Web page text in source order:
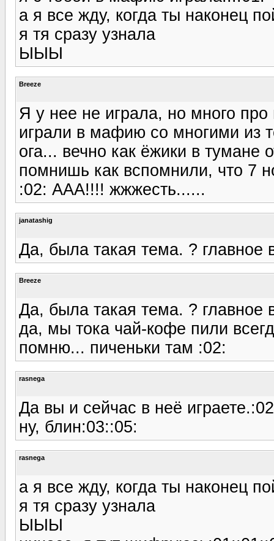
а я все жду, когда ты наконец
я тя сразу узнала
ЫЫЫ
Breeze
Я у нее не играла, но много
играли в мафию со многими из
ога... вечно как ёжики в тумане
помнишь как вспомнили, что 7
:02: ААА!!!! жжжесть......
janatashig
Да, была такая тема. ? главное
Breeze
Да, была такая тема. ? главное
да, мы тока чай-кофе пили
помню... пиченьки там :02:
rasnega
Да вы и сейчас в неё
ну, блин:03::05:
rasnega
а я все жду, когда ты наконец
я тя сразу узнала
ЫЫЫ